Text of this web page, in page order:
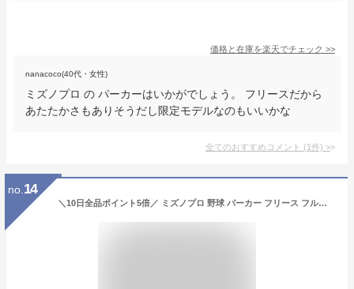
価格と在庫を楽天でチェック >>
nanacoco(40代・女性)
ミズノプロ の パーカーはいかがでしょう。 フリースだから
あたたかさもありそうだし限定モデルなのもいいかな
全てのおすすめコメント (1件) >
no. 14
＼10日全品ポイント5倍／ ミズノプロ 野球 パーカー フリース フルジップ 防寒 防寒着 MIZUNO メンズ レディース 長袖 軽量 防風 保温 トレーニング 大人 一般 フード付き 秋冬対応 冬用 12JE2K27 野球用品 スワロースポーツ